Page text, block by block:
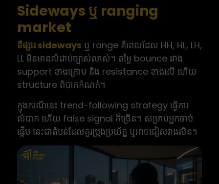
Sideways ឬ ranging
market
ទីផ្សារ sideways ឬ range គឺពេលដែល HH, HL, LH,
LL មិនមានលំដាប់ច្បាស់លាស់។ តម្លៃ bounce រវាង
support ខាងក្រោម និង resistance ខាងលើ ហើយ
structure ពិបាកកំណត់។
ក្នុងករណីនេះ trend-following strategy ធ្វើការ
លំបាក ហើយ false signal ក៏ច្រើន។ សម្រាប់អ្នកចាប់
ផ្តើម នេះជាតំបន់ដែលគួរប្រុងប្រយ័ត្ន ឬអាចជៀសវាងសិន។